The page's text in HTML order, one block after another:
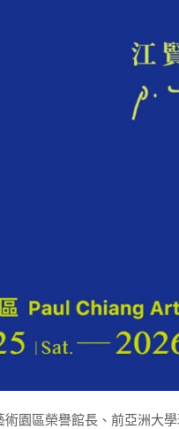
術園區榮譽館長、前亞洲